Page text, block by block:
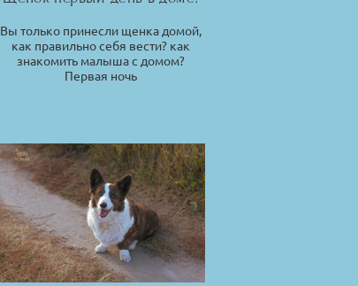
Вы только принесли щенка домой,
как правильно себя вести? как
знакомить малыша с домом?
Первая ночь